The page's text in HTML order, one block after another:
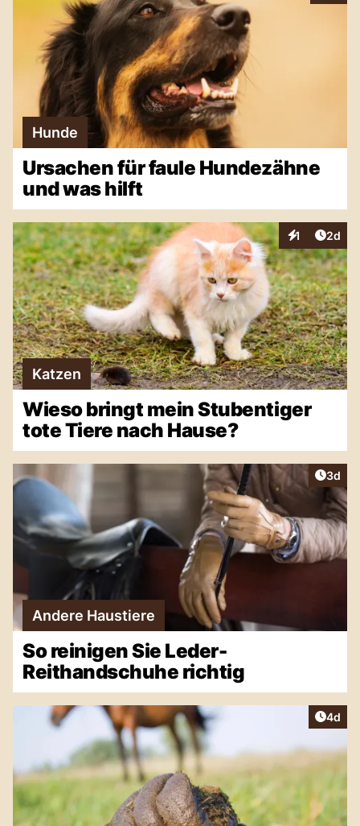
Hunde
Ursachen für faule Hundezähne
und was hilft
1
Interaktionen
2d
Katzen
Wieso bringt mein Stubentiger
tote Tiere nach Hause?
3d
Andere Haustiere
So reinigen Sie Leder-
Reithandschuhe richtig
4d